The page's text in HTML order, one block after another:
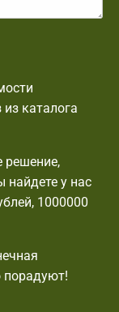
каталога
решение,
найдете у нас
1000000
порадуют!